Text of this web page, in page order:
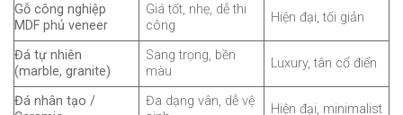
Gỗ công nghiệp
MDF phủ veneer
Giá tốt, nhẹ, dễ thi
công
Hiện đại, tối giản
Đá tự nhiên
(marble, granite)
Sang trọng, bền
màu
Luxury, tân cổ điển
Đá nhân tạo /
Đa dạng vân, dễ vệ
Hiện đại, minimalist